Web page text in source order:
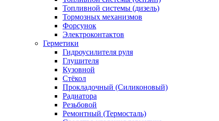
Топливной системы (дизель)
Тормозных механизмов
Форсунок
Электроконтактов
Герметики
Гидроусилителя руля
Глушителя
Кузовной
Стёкол
Прокладочный (Силиконовый)
Радиатора
Резьбовой
Ремонтный (Термосталь)